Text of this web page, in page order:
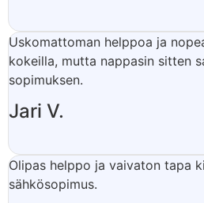
Uskomattoman helppoa ja
kokeilla, mutta nappasin sitten
sopimuksen.
Jari V.
Olipas helppo ja vaivaton tapa
sähkösopimus.